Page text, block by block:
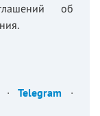
об
·Telegram ·